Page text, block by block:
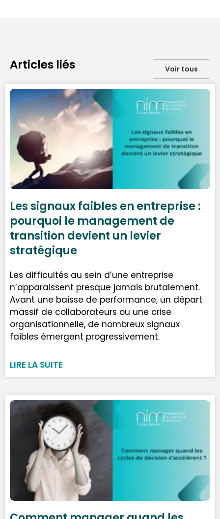
Articles liés Voir tous
Les signaux faibles en entreprise :
pourquoi le management de
transition devient un levier
stratégique
Les difficultés au sein d’une entreprise
n’apparaissent presque jamais brutalement.
Avant une baisse de performance, un départ
massif de collaborateurs ou une crise
organisationnelle, de nombreux signaux
faibles émergent progressivement.
LIRE LA SUITE